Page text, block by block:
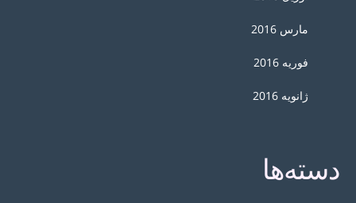
مارس 2016
فوریه 2016
ژانویه 2016
دسته‌ها